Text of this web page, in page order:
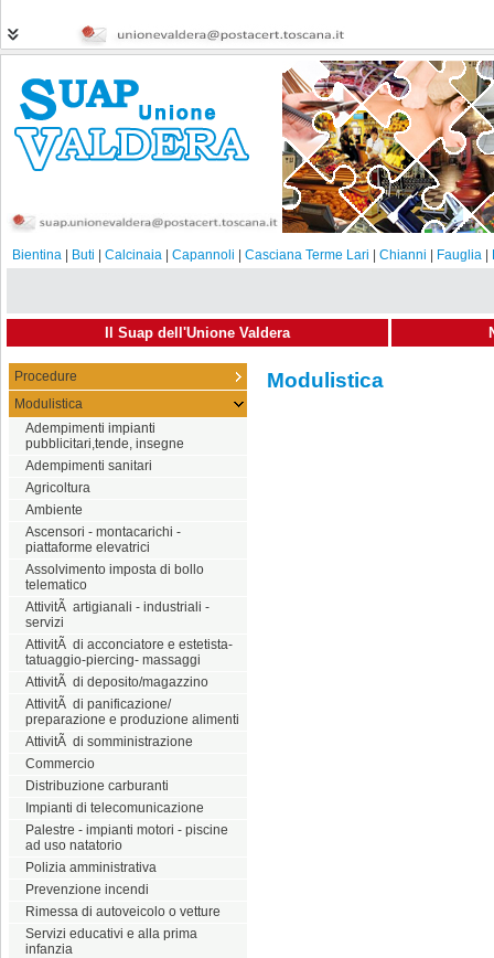
Bientina Buti Calcinaia Capannoli Casciana Terme Lari Chianni Fauglia
Il Suap dell'Unione Valdera
Procedure
Modulistica
Adempimenti impianti
pubblicitari,tende, insegne
Adempimenti sanitari
Agricoltura
Ambiente
Ascensori - montacarichi -
piattaforme elevatrici
Assolvimento imposta di bollo
telematico
AttivitÃ artigianali - industriali -
servizi
AttivitÃ di acconciatore e estetista-
tatuaggio-piercing- massaggi
AttivitÃ di deposito/magazzino
AttivitÃ di panificazione/
preparazione e produzione alimenti
AttivitÃ di somministrazione
Commercio
Distribuzione carburanti
Impianti di telecomunicazione
Palestre - impianti motori - piscine
ad uso natatorio
Polizia amministrativa
Prevenzione incendi
Rimessa di autoveicolo o vetture
Servizi educativi e alla prima
infanzia
Modulistica